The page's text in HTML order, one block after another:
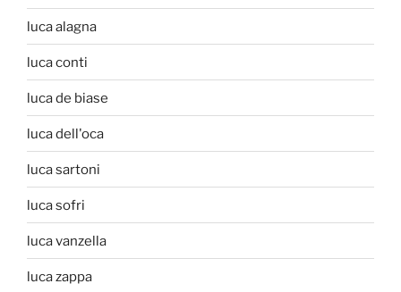
luca alagna
luca conti
luca de biase
luca dell'oca
luca sartoni
luca sofri
luca vanzella
luca zappa